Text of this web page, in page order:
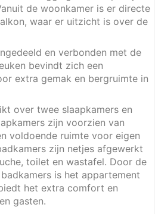
de woonkamer is er directe
waar er uitzicht is over de
en verbonden met de
bevindt zich een
extra gemak en bergruimte in
over twee slaapkamers en
zijn voorzien van
voldoende ruimte voor eigen
zijn netjes afgewerkt
toilet en wastafel. Door de
is het appartement
het extra comfort en
gasten.